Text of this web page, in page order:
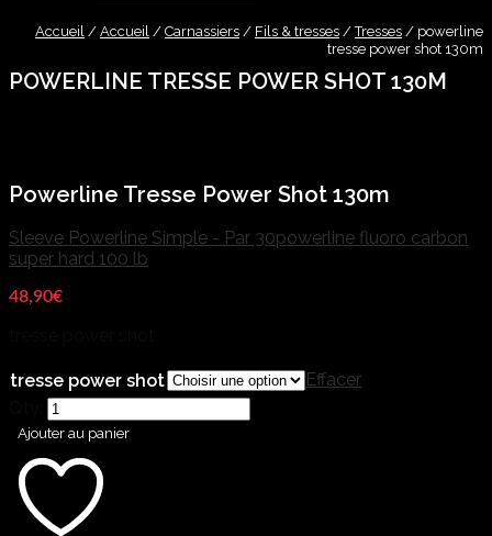
Accueil / Accueil / Carnassiers / Fils & tresses /Tresses / powerline
tresse power shot 130m
POWERLINE TRESSE POWER SHOT 130M
Powerline Tresse Power Shot 130m
Sleeve Powerline Simple - Par 30powerline fluoro carbon
super hard 100 lb
48,90€
tresse power shot
Effacer
Ajouter au panier